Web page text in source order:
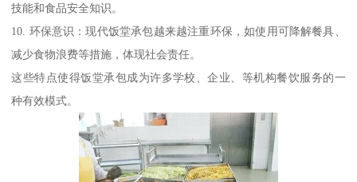
技能和食品安全知识。
10. 环保意识：现代饭堂承包越来越注重环保，如使用可降解餐具、
减少食物浪费等措施，体现社会责任。
这些特点使得饭堂承包成为许多学校、企业、等机构餐饮服务的一
种有效模式。